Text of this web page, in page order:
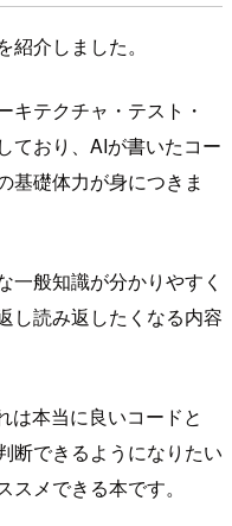
介しました。
キテクチャ・テスト・
ており、AIが書いたコー
基礎体力が身につきま
一般知識が分かりやすく
し読み返したくなる内容
は本当に良いコードと
断できるようになりたい
メできる本です。